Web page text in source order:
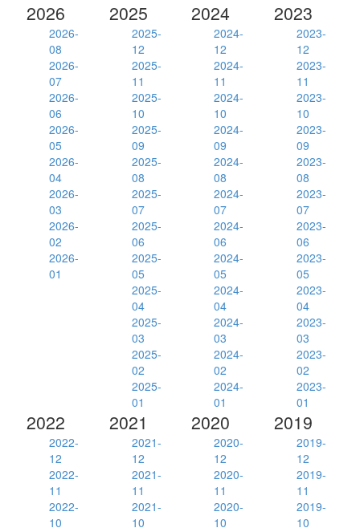
2026
2026-
08
2026-
07
2026-
06
2026-
05
2026-
04
2026-
03
2026-
02
2026-
01
2025
2025-
12
2025-
11
2025-
10
2025-
09
2025-
08
2025-
07
2025-
06
2025-
05
2025-
04
2025-
03
2025-
02
2025-
01
2024
2024-
12
2024-
11
2024-
10
2024-
09
2024-
08
2024-
07
2024-
06
2024-
05
2024-
04
2024-
03
2024-
02
2024-
01
2023
2023-
12
2023-
11
2023-
10
2023-
09
2023-
08
2023-
07
2023-
06
2023-
05
2023-
04
2023-
03
2023-
02
2023-
01
2022
2022-
12
2022-
11
2022-
10
2021
2021-
12
2021-
11
2021-
10
2020
2020-
12
2020-
11
2020-
10
2019
2019-
12
2019-
11
2019-
10